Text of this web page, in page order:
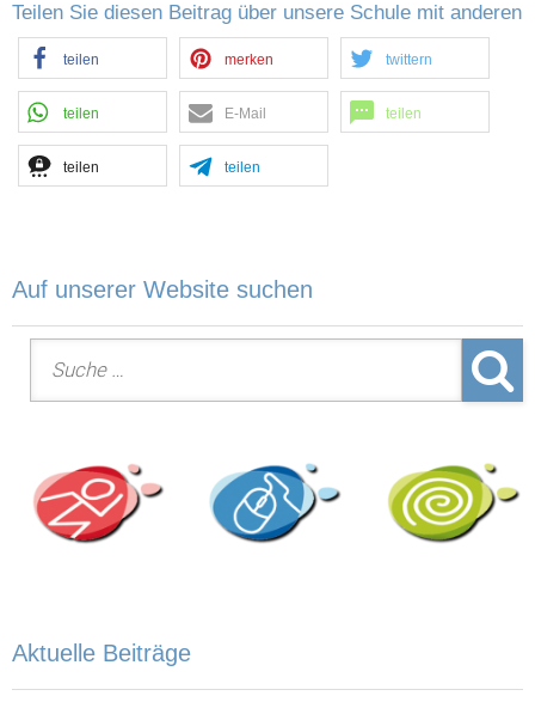
Teilen Sie diesen Beitrag über unsere Schule mit anderen
teilen merken twittern
teilen E-Mail teilen
teilen teilen
Auf unserer Website suchen
Suche nach:
Aktuelle Beiträge